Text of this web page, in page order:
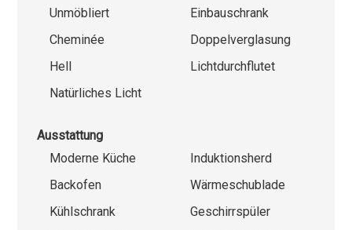
Unmöbliert
Einbauschrank
Cheminée
Doppelverglasung
Hell
Lichtdurchflutet
Natürliches Licht
Ausstattung
Moderne Küche
Induktionsherd
Backofen
Wärmeschublade
Kühlschrank
Geschirrspüler